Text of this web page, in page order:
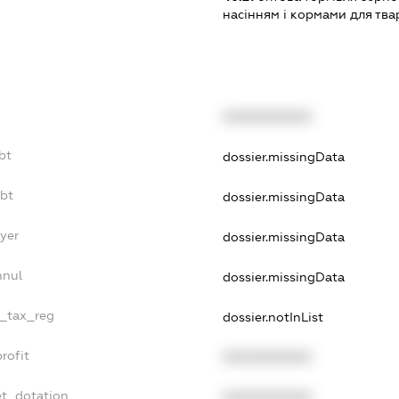
насінням і кормами для
dossier.missingData
dossier.missingData
dossier.missingData
dossier.missingData
dossier.notInList